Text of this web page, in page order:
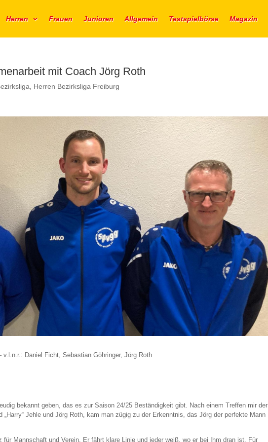
Herren Frauen Junioren Allgemein Testspielbörse Magazin
mit Coach Jörg Roth
Herren Bezirksliga Freiburg
v.l.n.r.: Daniel Ficht, Sebastian Göhringer, Jörg Roth
bekannt geben, das es zur Saison 24/25 Beständigkeit gibt. Nach einem Treffen mir der
Jehle und Jörg Roth, kam man zügig zu der Erkenntnis, das Jörg der perfekte Mann
für Mannschaft und Verein. Er fährt klare Linie und jeder weiß, wo er bei Ihm dran ist. Für